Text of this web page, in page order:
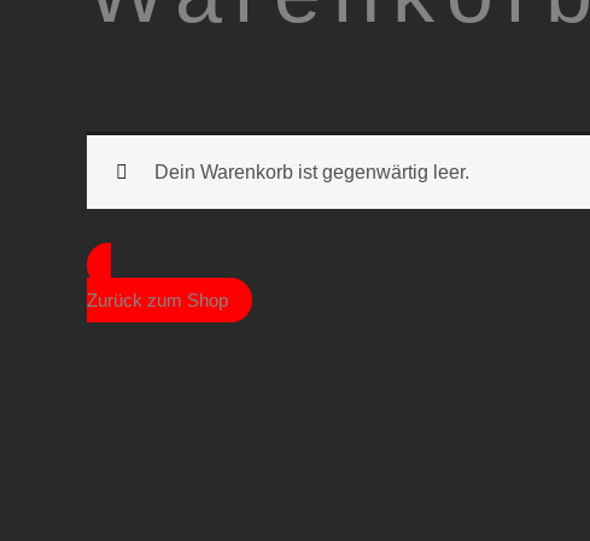
Dein Warenkorb ist gegenwärtig leer.
Zurück zum Shop